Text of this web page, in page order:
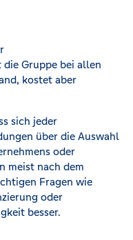
Gruppe bei allen
kostet aber
sich jeder
über die Auswahl
oder
meist nach dem
Fragen wie
oder
besser.